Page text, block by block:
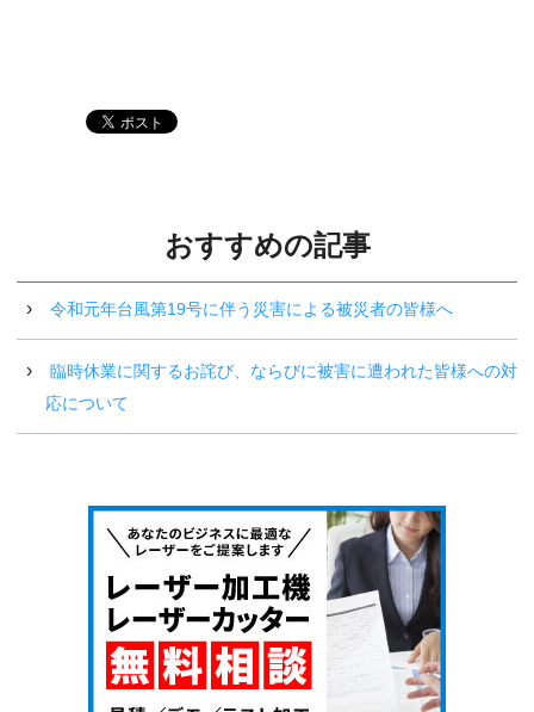
おすすめの記事
令和元年台風第19号に伴う災害による被災者の皆様へ
臨時休業に関するお詫び、ならびに被害に遭われた皆様への対
応について